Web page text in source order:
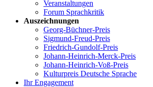
Veranstaltungen
Forum Sprachkritik
Auszeichnungen
Georg-Büchner-Preis
Sigmund-Freud-Preis
Friedrich-Gundolf-Preis
Johann-Heinrich-Merck-Preis
Johann-Heinrich-Voß-Preis
Kulturpreis Deutsche Sprache
Ihr Engagement